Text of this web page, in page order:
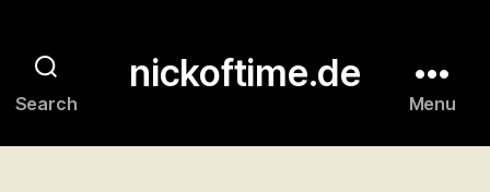
Search
nickoftime.de
Menu